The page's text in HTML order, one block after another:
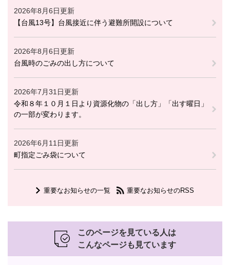
2026年8月6日更新
【台風13号】台風接近に伴う避難所開設について
2026年8月6日更新
台風時のごみの出し方について
2026年7月31日更新
令和８年１０月１日より資源化物の「出し方」「出す曜日」
の一部が変わります。
2026年6月11日更新
町指定ごみ袋について
重要なお知らせの一覧 重要なお知らせのRSS
このページを見ている人は
こんなページも見ています